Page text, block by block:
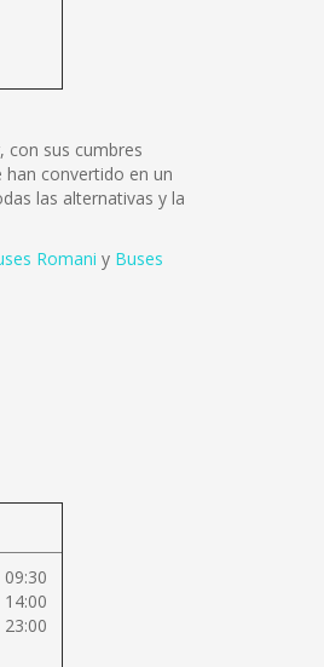
con sus cumbres
han convertido en un
las alternativas y la
Romani y Buses